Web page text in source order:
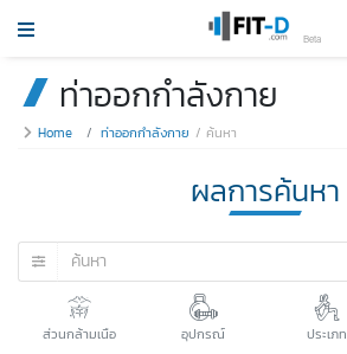
Beta
ท่าออกกำลังกาย
Home ท่าออกกำลังกาย ค้นหา
ผลการค้นหา
ส่วนกล้ามเนือ อุปกรณ์ ประเภท